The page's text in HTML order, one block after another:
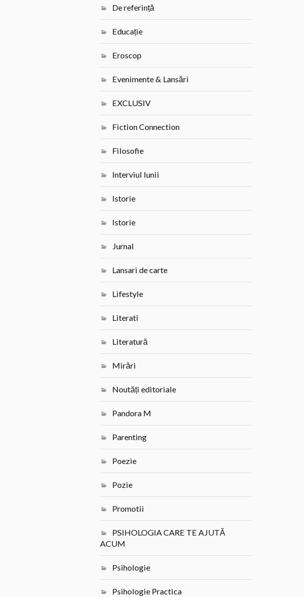
De referință
Educație
Eroscop
Evenimente & Lansări
EXCLUSIV
Fiction Connection
Filosofie
Interviul lunii
Istorie
Istorie
Jurnal
Lansari de carte
Lifestyle
Literati
Literatură
Mirări
Noutăți editoriale
Pandora M
Parenting
Poezie
Pozie
Promotii
PSIHOLOGIA CARE TE AJUTĂ
ACUM
Psihologie
Psihologie Practica